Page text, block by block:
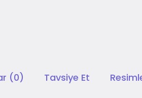
(0) Tavsiye Et